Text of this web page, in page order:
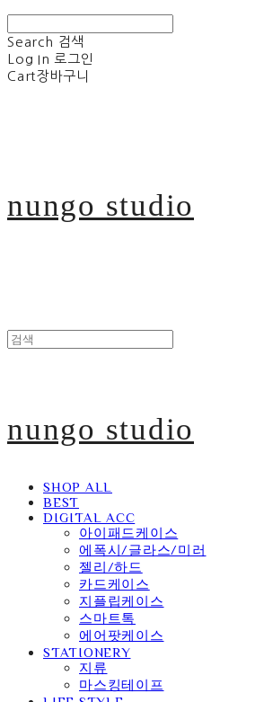
Search 검색
Log In 로그인
Cart장바구니
nungo studio
nungo studio
SHOP ALL
BEST
DIGITAL ACC
아이패드케이스
에폭시/글라스/미러
젤리/하드
카드케이스
지플립케이스
스마트톡
에어팟케이스
STATIONERY
지류
마스킹테이프